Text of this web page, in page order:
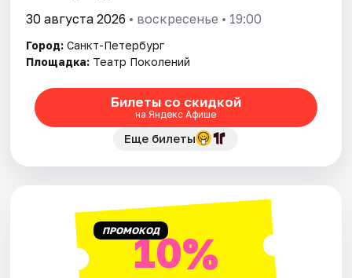
30 августа 2026 • воскресенье • 19:00
Город: Санкт-Петербург
Площадка: Театр Поколений
Билеты со скидкой
на Яндекс Афише
Еще билеты
ПРОМОКОД10%